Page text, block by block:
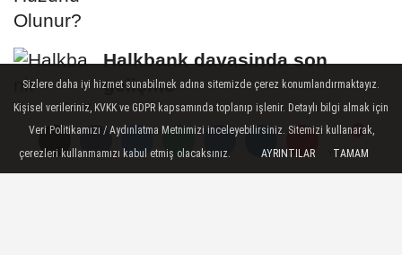
Yorumlar
Yorumlar
Halkbank davasinda son
gelişme
Sizlere daha iyi hizmet sunabilmek adına sitemizde çerez konumlandırmaktayız.
Kişisel verileriniz, KVKK ve GDPR kapsamında toplanıp işlenir. Detaylı bilgi almak için
Veri Politikamızı / Aydınlatma Metnimizi inceleyebilirsiniz. Sitemizi kullanarak,
çerezleri kullanmamızı kabul etmiş olacaksınız.
AYRINTILAR TAMAM